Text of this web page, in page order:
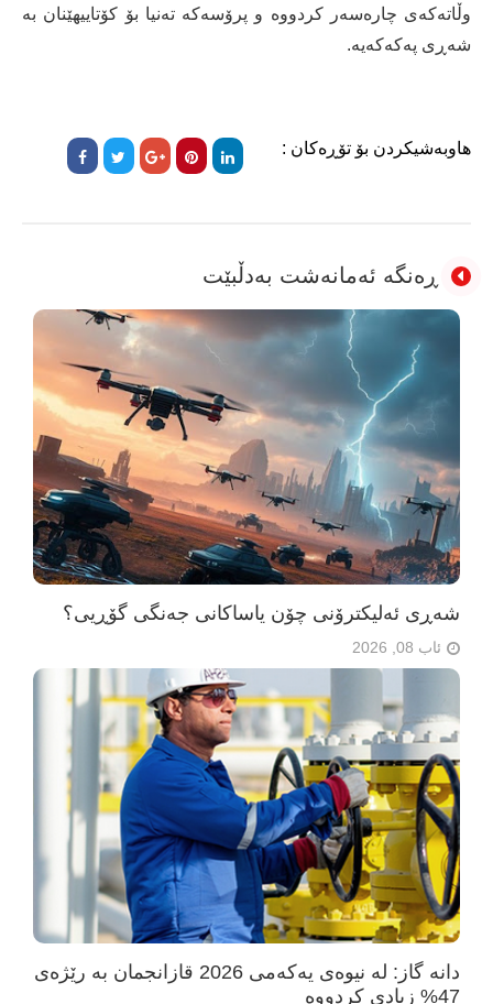
وڵاتەکەی چارەسەر کردووە و پرۆسەکە تەنیا بۆ کۆتاییهێنان بە
شەڕی پەکەکەیە.
هاوبەشیکردن بۆ تۆڕەکان :
ڕەنگە ئەمانەشت بەدڵبێت
شەڕی ئەلیکترۆنی چۆن یاساکانی جەنگی گۆڕیی؟
ئاب 08, 2026
دانە گاز: لە نیوەی یەکەمی 2026 قازانجمان بە رێژەی
47% زیادی کردووە